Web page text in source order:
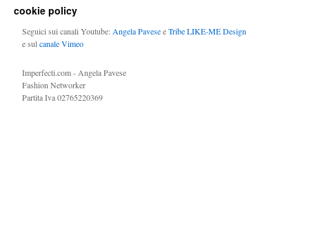
cookie policy
Seguici sui canali Youtube: Angela PaveseeTribe LIKE-ME Design
e sulcanale Vimeo
Imperfecti.com - Angela Pavese
Fashion Networker
Partita Iva 02765220369